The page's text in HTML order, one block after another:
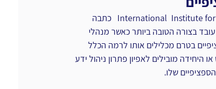
‏Heather Kreech‏ מנהלת הידע של ה‎ ‎International  Institute for Sustainable Development‏  כתבה
ידע" (2005) כי "שיתוף בידע עובד בצורה הטובה ביותר כאשר מנהלי
בטרם מכלילים אותו ‏לרמה הכלל
מובילים לאפיון פתרון ניהול ידע
שלו.‏